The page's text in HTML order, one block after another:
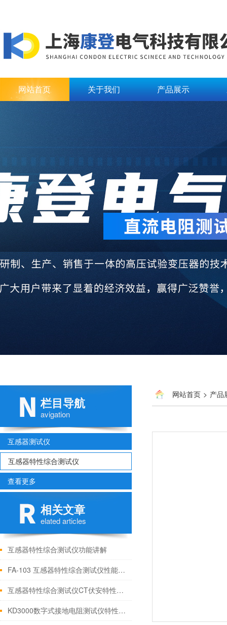
网站首页 关于我们 产品展示
栏目导航
avigation
互感器测试仪
互感器特性综合测试仪
查看更多
相关文章
elated articles
互感器特性综合测试仪功能讲解
FA-103 互感器特性综合测试仪性能与技术参数
互感器特性综合测试仪CT伏安特性试验方法
KD3000数字式接地电阻测试仪特性【上海康登电气】
网站首页 > 产品